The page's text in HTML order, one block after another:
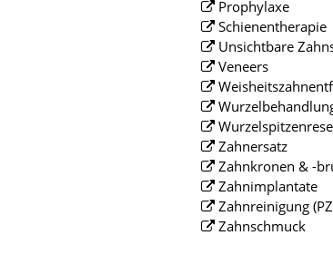
Prophylaxe
Schienentherapie
Unsichtbare
Veneers
Zahnersatz
Zahnkronen & -
Zahnimplantate
Zahnreinigung
Zahnschmuck